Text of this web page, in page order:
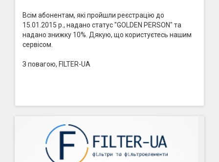
Всім абонентам, які пройшли реєстрацію до
15.01.2015 р., надано статус "GOLDEN PERSON" та
надано знижку 10%. Дякую, що користуєтесь нашим
сервісом.
З повагою, FILTER-UA